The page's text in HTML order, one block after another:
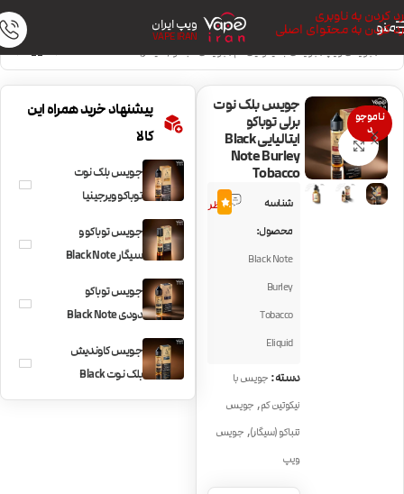
رد کردن به ناوبری
رد کردن به محتوای اصلی
منو ویپ ایران
VAPE IRAN
خانه/جویس ویپ/جویس با نیکوتین کم/جویس تنباکو (سیگار)
ناموجو
د
بزرگنمایی تصویر
جویس بلک نوت
برلی توباکو
ایتالیایی Black
Note Burley
Tobacco
شناسه
محصول:
Black Note
Burley
Tobacco
Eliquid
8
نظر4.8
دسته: جویس با
نیکوتین کم, جویس
تنباکو (سیگار), جویس
ویپ
پیشنهاد خرید همراه این
کالا
جویس بلک نوت
توباکو ویرجینیا
Black Note
Virginia Tobacco
جویس توباکو و
سیگار Black Note
Cigar Blend
جویس توباکو
دودی Black Note
Latakia Tobacco
جویس کاوندیش
بلک نوت Black
Note Cavendish